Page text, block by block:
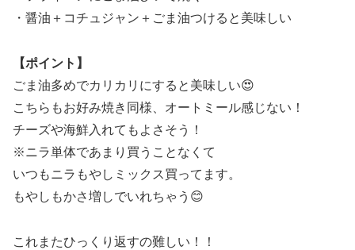
・醤油＋コチュジャン＋ごま油つけると美味しい
【ポイント】
ごま油多めでカリカリにすると美味しい😍
こちらもお好み焼き同様、オートミール感じない！
チーズや海鮮入れてもよさそう！
※ニラ単体であまり買うことなくて
いつもニラもやしミックス買ってます。
もやしもかさ増しでいれちゃう😊
これまたひっくり返すの難しい！！